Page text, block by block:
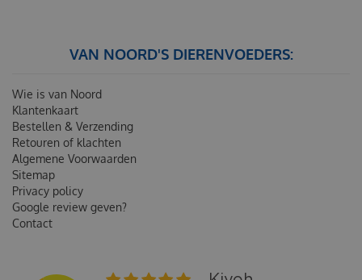
VAN NOORD'S DIERENVOEDERS:
Wie is van Noord
Klantenkaart
Bestellen & Verzending
Retouren of klachten
Algemene Voorwaarden
Sitemap
Privacy policy
Google review geven?
Contact